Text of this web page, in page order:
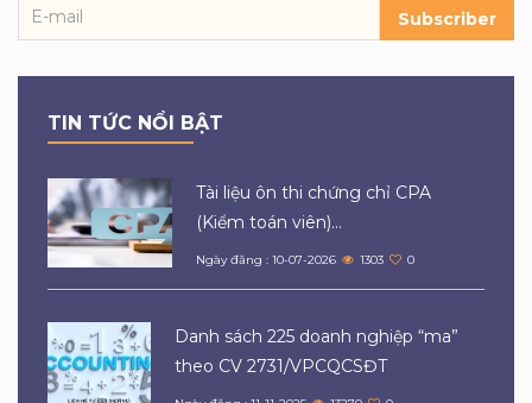
Subscriber
TIN TỨC NỔI BẬT
Tài liệu ôn thi chứng chỉ CPA
(Kiểm toán viên)...
Ngày đăng : 10-07-2026 1303 0
Danh sách 225 doanh nghiệp “ma”
theo CV 2731/VPCQCSĐT